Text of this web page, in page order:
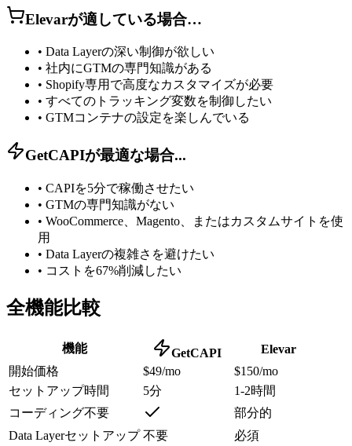
Elevarが適している場合…
• Data Layerの深い制御が欲しい
• 社内にGTMの専門知識がある
• Shopify専用で高度なカスタマイズが必要
• すべてのトラッキング変数を制御したい
• GTMコンテナの設定を楽しんでいる
GetCAPIが最適な場合...
• CAPIを5分で稼働させたい
• GTMの専門知識がない
• WooCommerce、Magento、またはカスタムサイトを使
用
• Data Layerの複雑さを避けたい
• コストを67%削減したい
全機能比較
機能 GetCAPI
Elevar
開始価格
$49/mo
$150/mo
セットアップ時間
5分
1-2時間
コーディング不要
部分的
Data Layerセットアップ 不要
必須